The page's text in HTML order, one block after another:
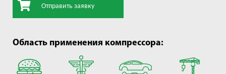
Отправить заявку
Область применения компрессора: